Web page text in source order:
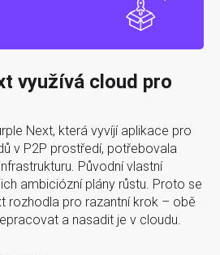
využívá cloud pro
Next, která vyvíjí aplikace pro
v P2P prostředí, potřebovala
Původní vlastní
ambiciózní plány růstu. Proto se
rozhodla pro razantní krok – obě
a nasadit je v cloudu.